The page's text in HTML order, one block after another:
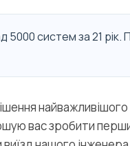
систем за 21
вас зробити